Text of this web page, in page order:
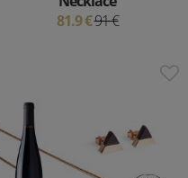
81.9 €91 €